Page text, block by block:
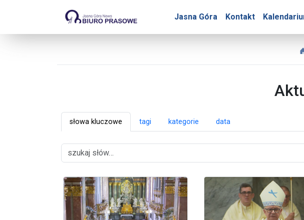
Jasna Góra Kontakt
Biuro Prasowe Jasnej Góry –
słowa kluczowe tagi kategorie data